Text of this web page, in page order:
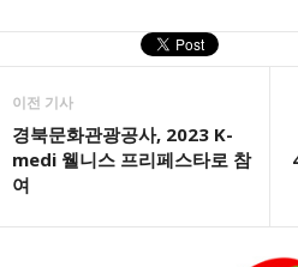
이전 기사
경북문화관광공사, 2023 K-
medi 웰니스 프리페스타로 참
여